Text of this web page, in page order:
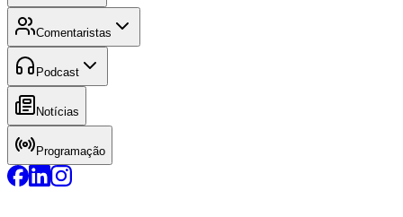
Comentaristas
Podcast
Notícias
Programação